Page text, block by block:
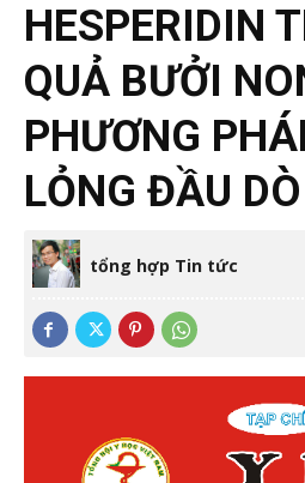
HESPERIDIN
QUẢ BƯỞI
PHƯƠNG
LỎNG ĐẦU
tổng hợp Tin tức